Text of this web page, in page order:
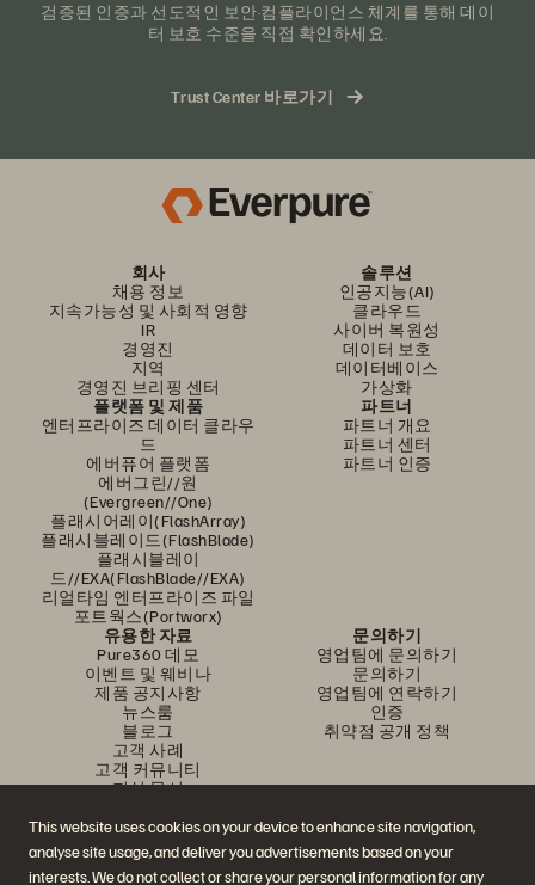
This website uses cookies on your device to enhance site navigation,
analyse site usage, and deliver you advertisements based on your
interests. We do not collect or share your personal information for any
검증된 인증과 선도적인 보안·컴플라이언스 체계를 통해 데이
터 보호 수준을 직접 확인하세요.
Trust Center 바로가기
회사
채용 정보
지속가능성 및 사회적 영향
IR
경영진
지역
경영진 브리핑 센터
솔루션
인공지능(AI)
클라우드
사이버 복원성
데이터 보호
데이터베이스
가상화
플랫폼 및 제품
엔터프라이즈 데이터 클라우
드
에버퓨어 플랫폼
에버그린//원
(Evergreen//One)
플래시어레이(FlashArray)
플래시블레이드(FlashBlade)
플래시블레이
드//EXA(FlashBlade//EXA)
리얼타임 엔터프라이즈 파일
포트웍스(Portworx)
파트너
파트너 개요
파트너 센터
파트너 인증
유용한 자료
Pure360 데모
이벤트 및 웨비나
제품 공지사항
뉴스룸
블로그
고객 사례
고객 커뮤니티
지식 문서
문의하기
영업팀에 문의하기
문의하기
영업팀에 연락하기
인증
취약점 공개 정책
문의하기